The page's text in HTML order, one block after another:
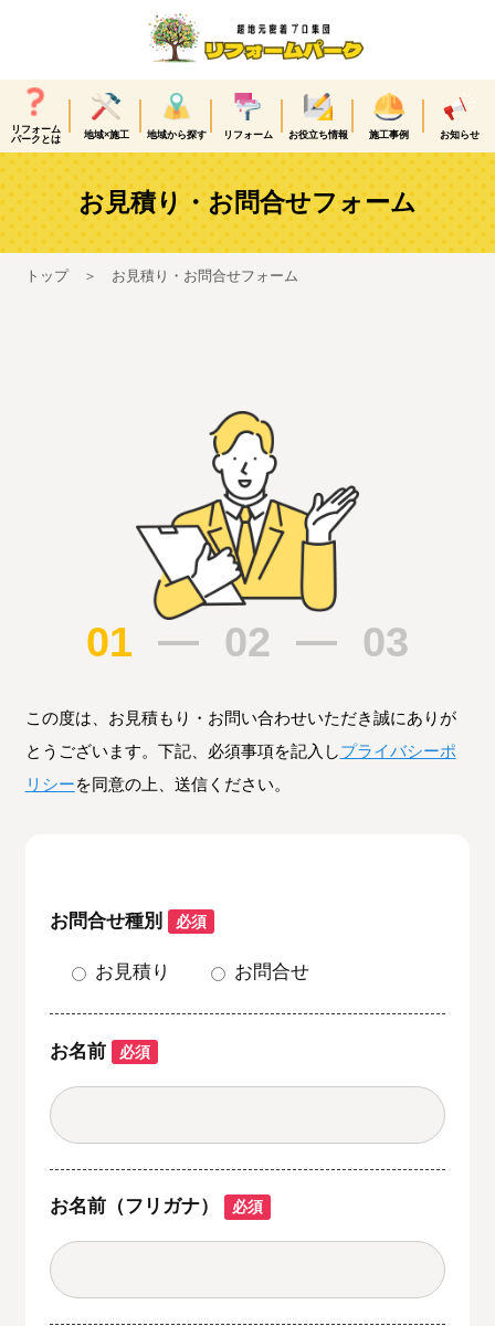
リフォーム
パークとは
地域×施工 地域から探す リフォーム お役立ち情報 施工事例 お知らせ
お見積り・お問合せフォーム
トップ お見積り・お問合せフォーム
01 02 03
この度は、お見積もり・お問い合わせいただき誠にありが
とうございます。下記、必須事項を記入しプライバシーポ
リシーを同意の上、送信ください。
お問合せ種別 必須
お見積り お問合せ
お名前 必須
お名前（フリガナ） 必須